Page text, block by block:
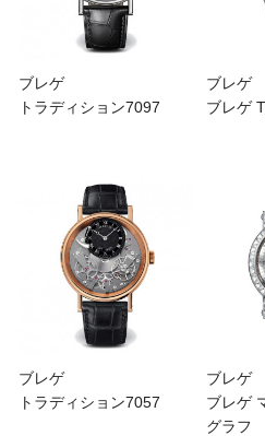
ブレゲ
トラディション7097
ブレゲ
ブレゲ
ブレゲ
トラディション7057
ブレゲ
ブレゲ
グラフ